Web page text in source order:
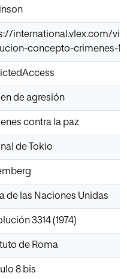
international.vlex.com/
concepto-crimenes-
de agresión
contra la paz
de Tokio
de las Naciones Unidas
3314 (1974)
de Roma
8 bis